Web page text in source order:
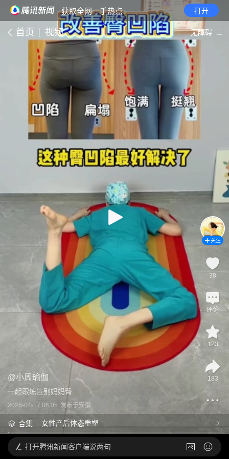
· 获取全网一手热点 打开
首页 视频 无障碍
@小周瑜伽
一起跟练告别妈妈臀
2026-04-17 06:05 发布于安徽
合集 女性产后体态重塑
关注
38
评论
123
183
打开腾讯新闻客户端说两句